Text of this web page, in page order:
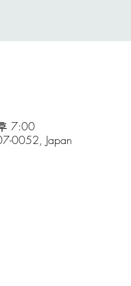
7:00
0052, Japan